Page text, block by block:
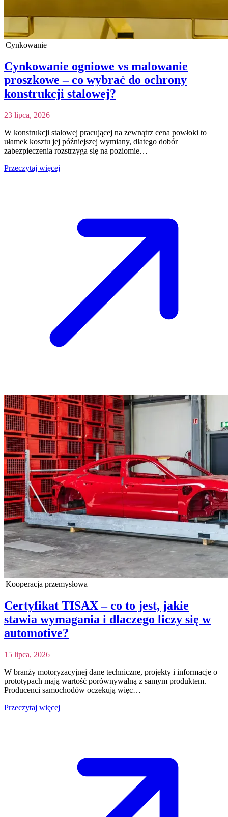
|Cynkowanie
Cynkowanie ogniowe vs malowanie
proszkowe – co wybrać do ochrony
konstrukcji stalowej?
23 lipca, 2026
W konstrukcji stalowej pracującej na zewnątrz cena powłoki to
ułamek kosztu jej późniejszej wymiany, dlatego dobór
zabezpieczenia rozstrzyga się na poziomie…
Przeczytaj więcej
|Kooperacja przemysłowa
Certyfikat TISAX – co to jest, jakie
stawia wymagania i dlaczego liczy się w
automotive?
15 lipca, 2026
W branży motoryzacyjnej dane techniczne, projekty i informacje o
prototypach mają wartość porównywalną z samym produktem.
Producenci samochodów oczekują więc…
Przeczytaj więcej